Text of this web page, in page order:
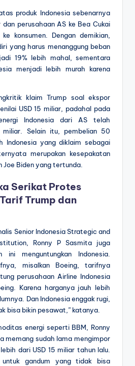
produk Indonesia sebenarnya
perusahaan AS ke Bea Cukai
konsumen. Dengan demikian,
yang harus menanggung beban
19% lebih mahal, sementara
menjadi lebih murah karena
klaim Trump soal ekspor
USD 15 miliar, padahal pada
Indonesia dari AS telah
miliar. Selain itu, pembelian 50
Indonesia yang diklaim sebagai
merupakan kesepakatan
Joe Biden yang tertunda.
Serikat Protes
Trump dan
Senior Indonesia Strategic and
Ronny P Sasmita juga
ini menguntungkan Indonesia.
misalkan Boeing, tarifnya
perusahaan Airline Indonesia
Karena harganya jauh lebih
Dan Indonesia enggak rugi,
bisa bikin pesawat,” katanya.
energi seperti BBM, Ronny
memang sudah lama mengimpor
dari USD 15 miliar tahun lalu.
untuk gandum yang tidak bisa